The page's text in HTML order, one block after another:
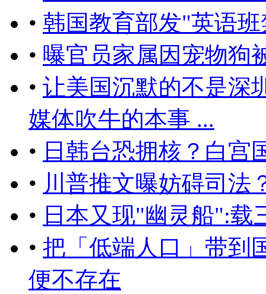
• 韩国教育部发"英语
• 曝官员家属因宠物狗
• 让美国沉默的不是深
媒体吹牛的本事 ...
• 日韩台恐拥核？白宫
• 川普推文曝妨碍司法
• 日本又现"幽灵船":载
• 把「低端人口」带到
便不存在